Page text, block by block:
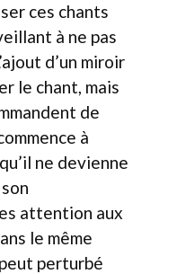
ces chants
à ne pas
d’un miroir
le chant, mais
de
à
ne devienne
attention aux
le même
perturbé